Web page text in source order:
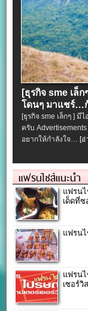
[ธุรกิจ sme เล็
โดนๆ มาแชร์…
[ธุรกิจ sme เล็กๆ ]
ครับ
อยากให้กำลังใจ… [
แฟรนไชส์แนะนำ
แฟรน
เด็ดที่ซ
แฟรน
แฟรน
เซอร์วิส